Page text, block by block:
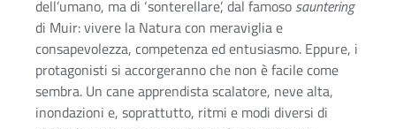
dell’umano, ma di ‘sonterellare’, dal famoso sauntering
di Muir: vivere la Natura con meraviglia e
consapevolezza, competenza ed entusiasmo. Eppure, i
protagonisti si accorgeranno che non è facile come
sembra. Un cane apprendista scalatore, neve alta,
inondazioni e, soprattutto, ritmi e modi diversi di